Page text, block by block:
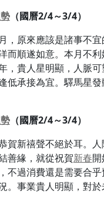
（國曆2/4～3/4）
，原來應該是諸事不
而順遂如意。本月不利
，貴人星明顯，人脈可
低承接為宜。驛馬星
（國曆2/4～3/4）
賀新禧聲不絕於耳。
善緣，就從祝賀新春
不過消費還是需要合
。事業貴人明顯，對